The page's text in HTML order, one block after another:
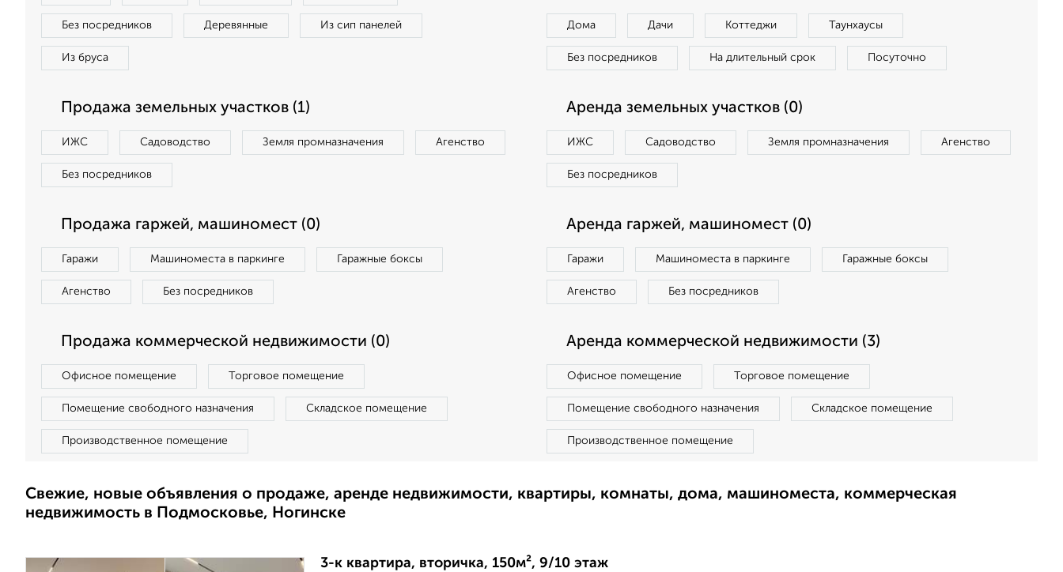
Без посредников Деревянные Из сип панелей
Из бруса
Дома Дачи Коттеджи Таунхаусы
Без посредников На длительный срок Посуточно
Продажа земельных участков (1)
ИЖС Садоводство Земля промназначения Агенство
Без посредников
Аренда земельных участков (0)
ИЖС Садоводство Земля промназначения Агенство
Без посредников
Продажа гаржей, машиномест (0)
Гаражи Машиноместа в паркинге Гаражные боксы
Агенство Без посредников
Аренда гаржей, машиномест (0)
Гаражи Машиноместа в паркинге Гаражные боксы
Агенство Без посредников
Продажа коммерческой недвижимости (0)
Офисное помещение Торговое помещение
Помещение свободного назначения Складское помещение
Производственное помещение
Аренда коммерческой недвижимости (3)
Офисное помещение Торговое помещение
Помещение свободного назначения Складское помещение
Производственное помещение
Свежие, новые объявления о продаже, аренде недвижимости, квартиры, комнаты, дома, машиноместа, коммерческая
недвижимость в Подмосковье, Ногинске
3-к квартира, вторичка, 150м², 9/10 этаж